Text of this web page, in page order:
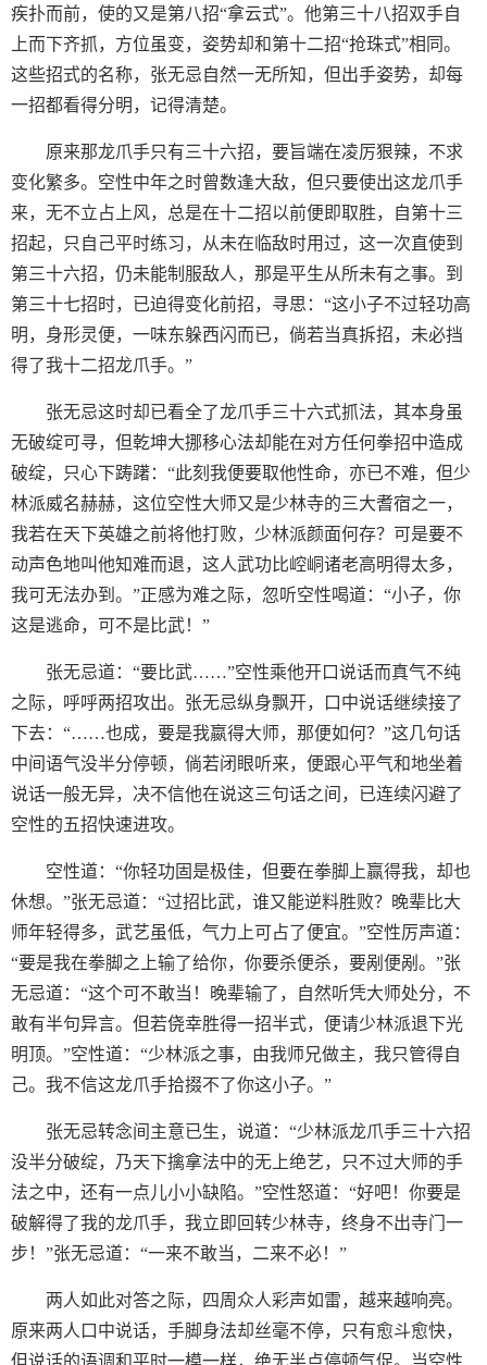
疾扑而前，使的又是第八招“拿云式”。他第三十八招双手自
上而下齐抓，方位虽变，姿势却和第十二招“抢珠式”相同。
这些招式的名称，张无忌自然一无所知，但出手姿势，却每
一招都看得分明，记得清楚。
原来那龙爪手只有三十六招，要旨端在凌厉狠辣，不求
变化繁多。空性中年之时曾数逢大敌，但只要使出这龙爪手
来，无不立占上风，总是在十二招以前便即取胜，自第十三
招起，只自己平时练习，从未在临敌时用过，这一次直使到
第三十六招，仍未能制服敌人，那是平生从所未有之事。到
第三十七招时，已迫得变化前招，寻思：“这小子不过轻功高
明，身形灵便，一味东躲西闪而已，倘若当真拆招，未必挡
得了我十二招龙爪手。”
张无忌这时却已看全了龙爪手三十六式抓法，其本身虽
无破绽可寻，但乾坤大挪移心法却能在对方任何拳招中造成
破绽，只心下踌躇：“此刻我便要取他性命，亦已不难，但少
林派威名赫赫，这位空性大师又是少林寺的三大耆宿之一，
我若在天下英雄之前将他打败，少林派颜面何存？可是要不
动声色地叫他知难而退，这人武功比崆峒诸老高明得太多，
我可无法办到。”正感为难之际，忽听空性喝道：“小子，你
这是逃命，可不是比武！”
张无忌道：“要比武……”空性乘他开口说话而真气不纯
之际，呼呼两招攻出。张无忌纵身飘开，口中说话继续接了
下去：“……也成，要是我嬴得大师，那便如何？”这几句话
中间语气没半分停顿，倘若闭眼听来，便跟心平气和地坐着
说话一般无异，决不信他在说这三句话之间，已连续闪避了
空性的五招快速进攻。
空性道：“你轻功固是极佳，但要在拳脚上赢得我，却也
休想。”张无忌道：“过招比武，谁又能逆料胜败？晚辈比大
师年轻得多，武艺虽低，气力上可占了便宜。”空性厉声道：
“要是我在拳脚之上输了给你，你要杀便杀，要剐便剐。”张
无忌道：“这个可不敢当！晚辈输了，自然听凭大师处分，不
敢有半句异言。但若侥幸胜得一招半式，便请少林派退下光
明顶。”空性道：“少林派之事，由我师兄做主，我只管得自
己。我不信这龙爪手拾掇不了你这小子。”
张无忌转念间主意已生，说道：“少林派龙爪手三十六招
没半分破绽，乃天下擒拿法中的无上绝艺，只不过大师的手
法之中，还有一点儿小小缺陷。”空性怒道：“好吧！你要是
破解得了我的龙爪手，我立即回转少林寺，终身不出寺门一
步！”张无忌道：“一来不敢当，二来不必！”
两人如此对答之际，四周众人彩声如雷，越来越响亮。
原来两人口中说话，手脚身法却丝毫不停，只有愈斗愈快，
但说话的语调和平时一模一样，绝无半点停顿气促。当空性